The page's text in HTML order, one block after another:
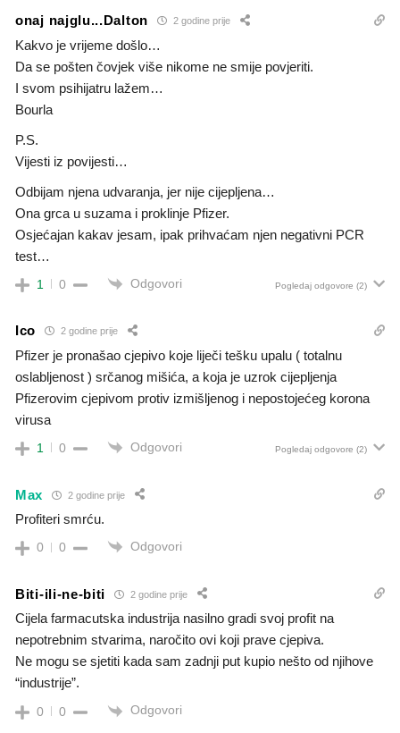
onaj najglu...Dalton 2 godine prije
Kakvo je vrijeme došlo…
Da se pošten čovjek više nikome ne smije povjeriti.
I svom psihijatru lažem…
Bourla
P.S.
Vijesti iz povijesti…
Odbijam njena udvaranja, jer nije cijepljena…
Ona grca u suzama i proklinje Pfizer.
Osjećajan kakav jesam, ipak prihvaćam njen negativni PCR
test…
1 0 Odgovori Pogledaj odgovore (2)
Ico 2 godine prije
Pfizer je pronašao cjepivo koje liječi tešku upalu ( totalnu
oslabljenost ) srčanog mišića, a koja je uzrok cijepljenja
Pfizerovim cjepivom protiv izmišljenog i nepostojećeg korona
virusa
1 0 Odgovori Pogledaj odgovore (2)
Max 2 godine prije
Profiteri smrću.
0 0 Odgovori
Biti-ili-ne-biti 2 godine prije
Cijela farmacutska industrija nasilno gradi svoj profit na
nepotrebnim stvarima, naročito ovi koji prave cjepiva.
Ne mogu se sjetiti kada sam zadnji put kupio nešto od njihove
“industrije”.
0 0 Odgovori